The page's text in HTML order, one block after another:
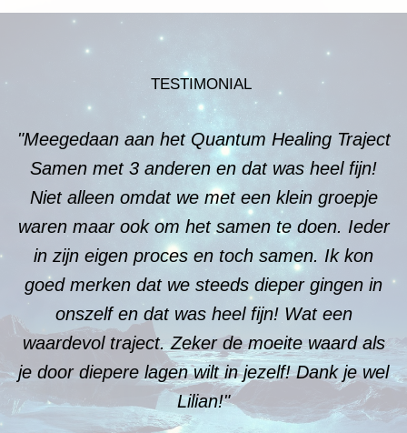
TESTIMONIAL
"Meegedaan aan het Quantum Healing Traject
Samen met 3 anderen en dat was heel fijn!
Niet alleen omdat we met een klein groepje
waren maar ook om het samen te doen. Ieder
in zijn eigen proces en toch samen. Ik kon
goed merken dat we steeds dieper gingen in
onszelf en dat was heel fijn! Wat een
waardevol traject. Zeker de moeite waard als
je door diepere lagen wilt in jezelf! Dank je wel
Lilian!"